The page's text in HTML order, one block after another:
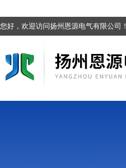
您好，欢迎访问扬州恩源电气有限公司！